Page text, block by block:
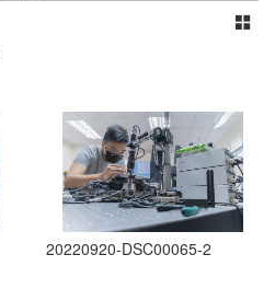
20220920-DSC00065-2